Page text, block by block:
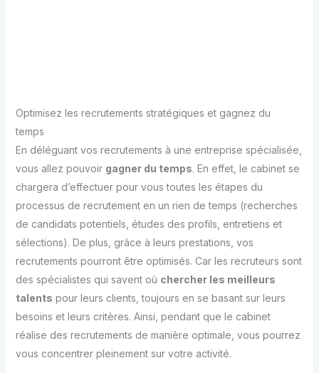
Optimisez les recrutements stratégiques et gagnez du
temps
En déléguant vos recrutements à une entreprise spécialisée,
vous allez pouvoir gagner du temps. En effet, le cabinet se
chargera d’effectuer pour vous toutes les étapes du
processus de recrutement en un rien de temps (recherches
de candidats potentiels, études des profils, entretiens et
sélections). De plus, grâce à leurs prestations, vos
recrutements pourront être optimisés. Car les recruteurs sont
des spécialistes qui savent où chercher les meilleurs
talents pour leurs clients, toujours en se basant sur leurs
besoins et leurs critères. Ainsi, pendant que le cabinet
réalise des recrutements de manière optimale, vous pourrez
vous concentrer pleinement sur votre activité.